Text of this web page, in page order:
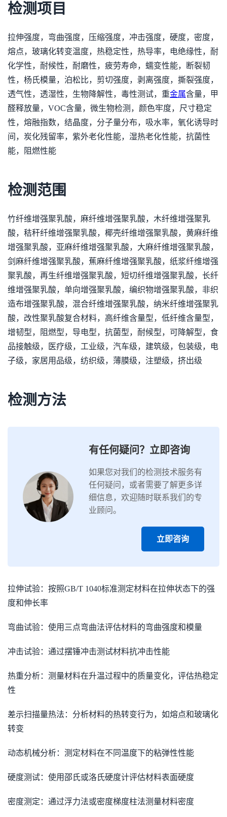
检测项目
拉伸强度，弯曲强度，压缩强度，冲击强度，硬度，密度，
熔点，玻璃化转变温度，热稳定性，热导率，电绝缘性，耐
化学性，耐候性，耐磨性，疲劳寿命，蠕变性能，断裂韧
性，杨氏模量，泊松比，剪切强度，剥离强度，撕裂强度，
透气性，透湿性，生物降解性，毒性测试，重金属含量，甲
醛释放量，VOC含量，微生物检测，颜色牢度，尺寸稳定
性，熔融指数，结晶度，分子量分布，吸水率，氧化诱导时
间，炭化残留率，紫外老化性能，湿热老化性能，抗菌性
能，阻燃性能
检测范围
竹纤维增强聚乳酸，麻纤维增强聚乳酸，木纤维增强聚乳
酸，秸秆纤维增强聚乳酸，椰壳纤维增强聚乳酸，黄麻纤维
增强聚乳酸，亚麻纤维增强聚乳酸，大麻纤维增强聚乳酸，
剑麻纤维增强聚乳酸，蕉麻纤维增强聚乳酸，纸浆纤维增强
聚乳酸，再生纤维增强聚乳酸，短切纤维增强聚乳酸，长纤
维增强聚乳酸，单向增强聚乳酸，编织物增强聚乳酸，非织
造布增强聚乳酸，混合纤维增强聚乳酸，纳米纤维增强聚乳
酸，改性聚乳酸复合材料，高纤维含量型，低纤维含量型，
增韧型，阻燃型，导电型，抗菌型，耐候型，可降解型，食
品接触级，医疗级，工业级，汽车级，建筑级，包装级，电
子级，家居用品级，纺织级，薄膜级，注塑级，挤出级
检测方法
有任何疑问？立即咨询
如果您对我们的检测技术服务有
任何疑问，或者需要了解更多详
细信息，欢迎随时联系我们的专
业顾问。
立即咨询
拉伸试验：按照GB/T 1040标准测定材料在拉伸状态下的强
度和伸长率
弯曲试验：使用三点弯曲法评估材料的弯曲强度和模量
冲击试验：通过摆锤冲击测试材料抗冲击性能
热重分析：测量材料在升温过程中的质量变化，评估热稳定
性
差示扫描量热法：分析材料的热转变行为，如熔点和玻璃化
转变
动态机械分析：测定材料在不同温度下的粘弹性性能
硬度测试：使用邵氏或洛氏硬度计评估材料表面硬度
密度测定：通过浮力法或密度梯度柱法测量材料密度